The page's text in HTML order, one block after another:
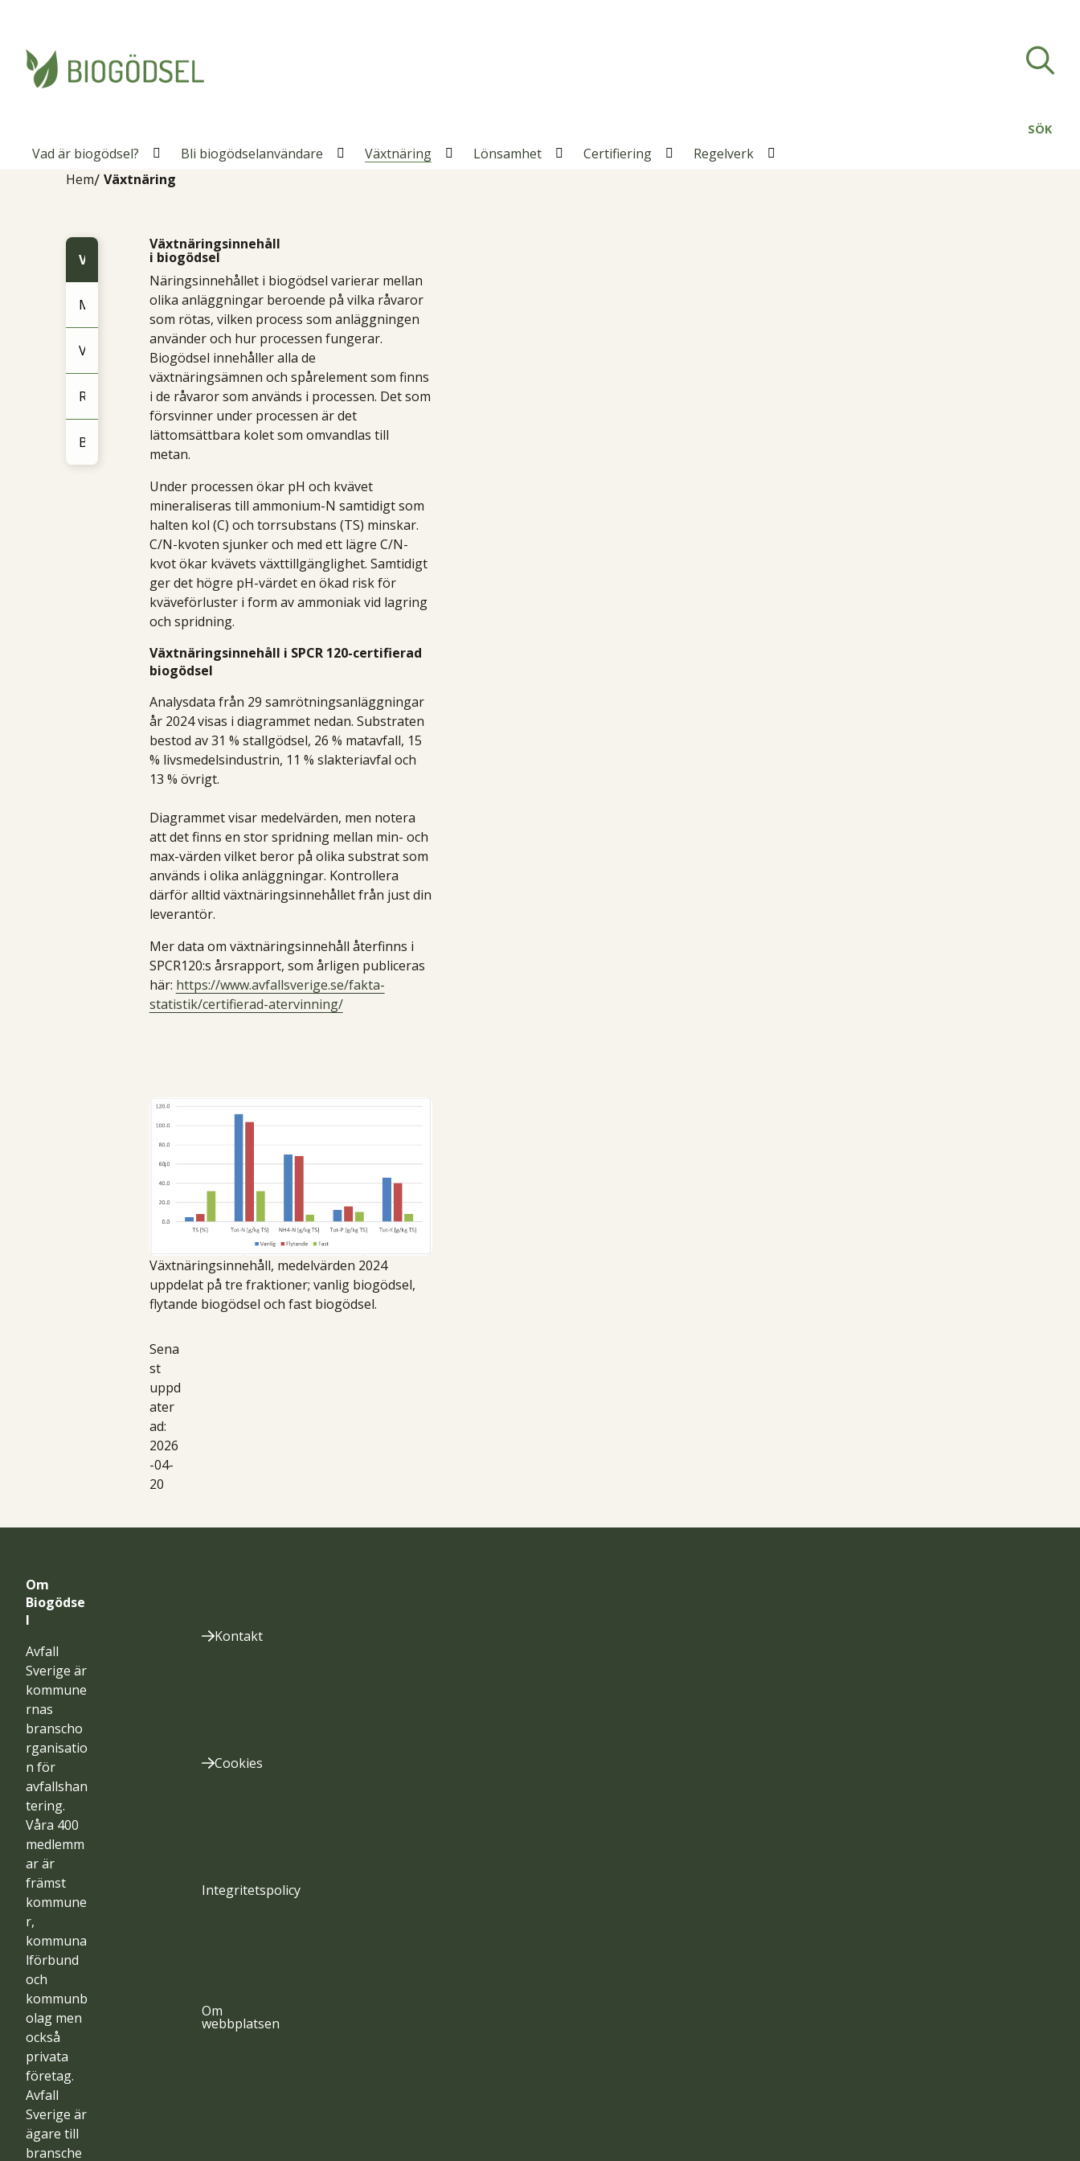
SÖK
Vad är biogödsel?
Öppna
Bli biogödselanvändare
Växtnäring
Lönsamhet
Certifiering
Regelverk
Hem Växtnäring
Växtnäringsinnehåll
i biogödsel
Näringsinnehållet i biogödsel varierar mellan
olika anläggningar beroende på vilka råvaror
som rötas, vilken process som anläggningen
använder och hur processen fungerar.
Biogödsel innehåller alla de
växtnäringsämnen och spårelement som finns
i de råvaror som används i processen. Det som
försvinner under processen är det
lättomsättbara kolet som omvandlas till
metan.
Under processen ökar pH och kvävet
mineraliseras till ammonium-N samtidigt som
halten kol (C) och torrsubstans (TS) minskar.
C/N-kvoten sjunker och med ett lägre C/N-
kvot ökar kvävets växttillgänglighet. Samtidigt
ger det högre pH-värdet en ökad risk för
kväveförluster i form av ammoniak vid lagring
och spridning.
Växtnäringsinnehåll i SPCR 120-certifierad
biogödsel
Analysdata från 29 samrötningsanläggningar
år 2024 visas i diagrammet nedan. Substraten
bestod av 31 % stallgödsel, 26 % matavfall, 15
% livsmedelsindustrin, 11 % slakteriavfal och
13 % övrigt.
Diagrammet visar medelvärden, men notera
att det finns en stor spridning mellan min- och
max-värden vilket beror på olika substrat som
används i olika anläggningar. Kontrollera
därför alltid växtnäringsinnehållet från just din
leverantör.
Mer data om växtnäringsinnehåll återfinns i
SPCR120:s årsrapport, som årligen publiceras
här: https://www.avfallsverige.se/fakta-
statistik/certifierad-atervinning/
Växtnäringsinnehåll, medelvärden 2024
uppdelat på tre fraktioner; vanlig biogödsel,
flytande biogödsel och fast biogödsel.
Sena
st
uppd
ater
ad:
2026
-04-
20
Växtnäring
Mikronäring
Växtnäringseffekt
Renure
Bördighetseffekt
Om
Biogödse
l
Avfall
Sverige är
kommune
rnas
branscho
rganisatio
n för
avfallshan
tering.
Våra 400
medlemm
ar är
främst
kommune
r,
kommuna
lförbund
och
kommunb
olag men
också
privata
företag.
Avfall
Sverige är
ägare till
bransche
Kontakt
Cookies
Integritetspolicy
Om
webbplatsen